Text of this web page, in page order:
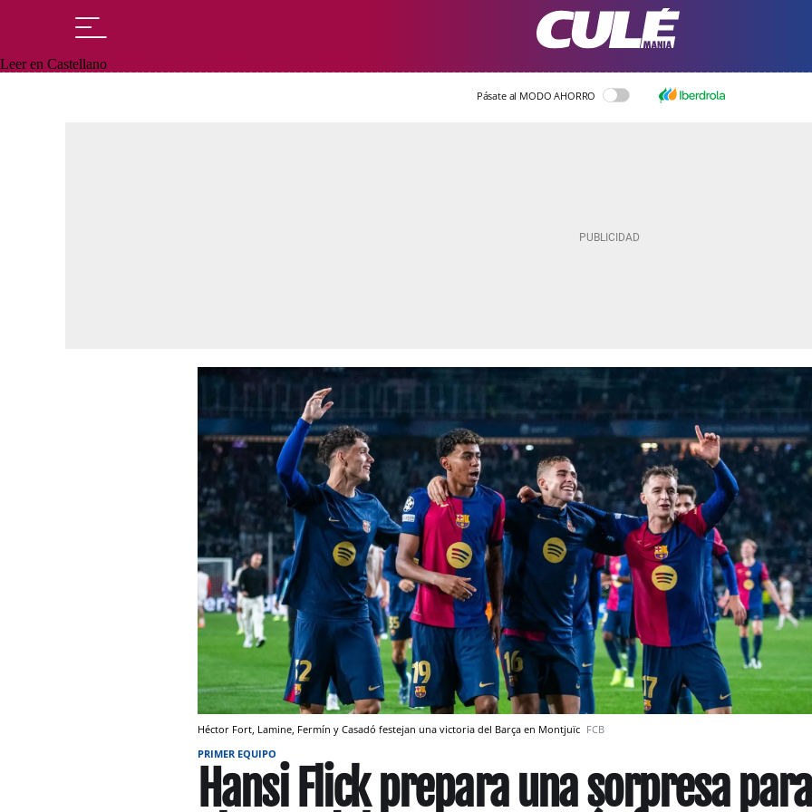
Leer en Castellano
Pásate al MODO AHORRO
Héctor Fort, Lamine, Fermín y Casadó festejan una victoria del Barça en Montjuïc FCB
PRIMER EQUIPO
Hansi Flick prepara una sorpresa para